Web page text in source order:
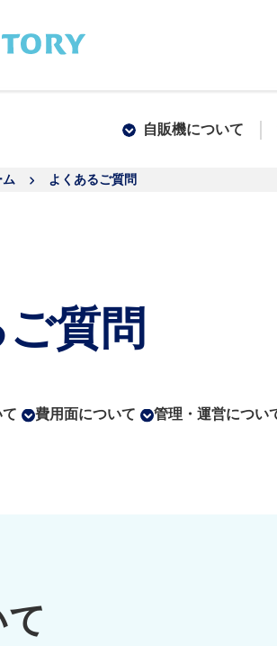
自販機について
ム よくあるご質問
質問
費用面について 管理・運営につい